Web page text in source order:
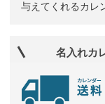
与えてくれるカレ
名入れカ